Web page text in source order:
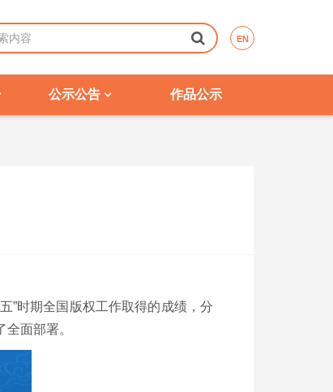
EN
公示公告 作品公示
”时期全国版权工作取得的成绩，分
面部署。